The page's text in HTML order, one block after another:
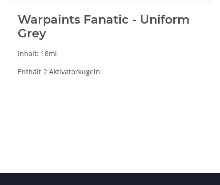
Warpaints Fanatic - Uniform
Grey
Inhalt: 18ml
Enthält 2 Aktivatorkugeln